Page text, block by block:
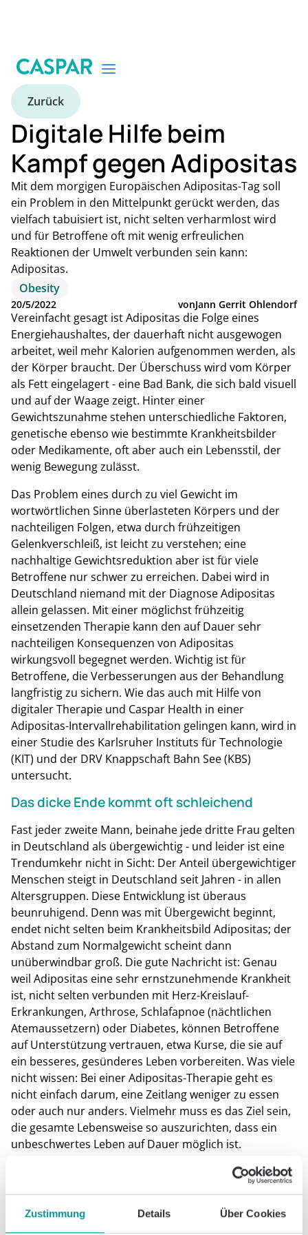
Zustimmung Details Über Cookies
Zurück
Digitale Hilfe beim
Kampf gegen Adipositas
Mit dem morgigen Europäischen Adipositas-Tag soll
ein Problem in den Mittelpunkt gerückt werden, das
vielfach tabuisiert ist, nicht selten verharmlost wird
und für Betroffene oft mit wenig erfreulichen
Reaktionen der Umwelt verbunden sein kann:
Adipositas.
Obesity
20/5/2022 vonJann Gerrit Ohlendorf
Vereinfacht gesagt ist Adipositas die Folge eines
Energiehaushaltes, der dauerhaft nicht ausgewogen
arbeitet, weil mehr Kalorien aufgenommen werden, als
der Körper braucht. Der Überschuss wird vom Körper
als Fett eingelagert - eine Bad Bank, die sich bald visuell
und auf der Waage zeigt. Hinter einer
Gewichtszunahme stehen unterschiedliche Faktoren,
genetische ebenso wie bestimmte Krankheitsbilder
oder Medikamente, oft aber auch ein Lebensstil, der
wenig Bewegung zulässt.
Das Problem eines durch zu viel Gewicht im
wortwörtlichen Sinne überlasteten Körpers und der
nachteiligen Folgen, etwa durch frühzeitigen
Gelenkverschleiß, ist leicht zu verstehen; eine
nachhaltige Gewichtsreduktion aber ist für viele
Betroffene nur schwer zu erreichen. Dabei wird in
Deutschland niemand mit der Diagnose Adipositas
allein gelassen. Mit einer möglichst frühzeitig
einsetzenden Therapie kann den auf Dauer sehr
nachteiligen Konsequenzen von Adipositas
wirkungsvoll begegnet werden. Wichtig ist für
Betroffene, die Verbesserungen aus der Behandlung
langfristig zu sichern. Wie das auch mit Hilfe von
digitaler Therapie und Caspar Health in einer
Adipositas-Intervallrehabilitation gelingen kann, wird in
einer Studie des Karlsruher Instituts für Technologie
(KIT) und der DRV Knappschaft Bahn See (KBS)
untersucht.
Das dicke Ende kommt oft schleichend
Fast jeder zweite Mann, beinahe jede dritte Frau gelten
in Deutschland als übergewichtig - und leider ist eine
Trendumkehr nicht in Sicht: Der Anteil übergewichtiger
Menschen steigt in Deutschland seit Jahren - in allen
Altersgruppen. Diese Entwicklung ist überaus
beunruhigend. Denn was mit Übergewicht beginnt,
endet nicht selten beim Krankheitsbild Adipositas; der
Abstand zum Normalgewicht scheint dann
unüberwindbar groß. Die gute Nachricht ist: Genau
weil Adipositas eine sehr ernstzunehmende Krankheit
ist, nicht selten verbunden mit Herz-Kreislauf-
Erkrankungen, Arthrose, Schlafapnoe (nächtlichen
Atemaussetzern) oder Diabetes, können Betroffene
auf Unterstützung vertrauen, etwa Kurse, die sie auf
ein besseres, gesünderes Leben vorbereiten. Was viele
nicht wissen: Bei einer Adipositas-Therapie geht es
nicht einfach darum, eine Zeitlang weniger zu essen
oder auch nur anders. Vielmehr muss es das Ziel sein,
die gesamte Lebensweise so auszurichten, dass ein
unbeschwertes Leben auf Dauer möglich ist.
Am Europäischen Adipositas-Tag mag der Blick auf die
Waage vielleicht mit einer Bestimmung des Body Mass
Index verbunden sein - als grobe Leitlinie dafür, ob das
eigene Gewicht Anlass zur Sorge bereiten könnte. Die